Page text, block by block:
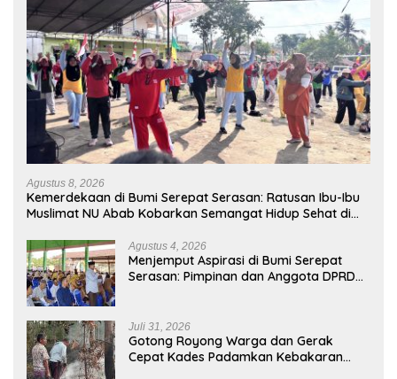
Agustus 8, 2026
Kemerdekaan di Bumi Serepat Serasan: Ratusan Ibu-Ibu
Muslimat NU Abab Kobarkan Semangat Hidup Sehat di
Agustus 4, 2026
Menjemput Aspirasi di Bumi Serepat
Serasan: Pimpinan dan Anggota DPRD
2026
Juli 31, 2026
Gotong Royong Warga dan Gerak
Cepat Kades Padamkan Kebakaran